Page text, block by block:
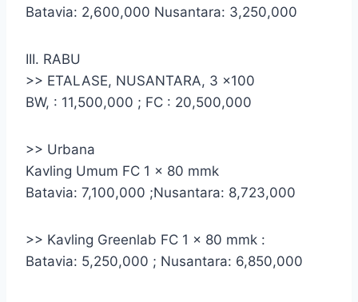
Batavia: 2,600,000 Nusantara: 3,250,000
III. RABU
>> ETALASE, NUSANTARA, 3 x100
BW, : 11,500,000 ; FC : 20,500,000
>> Urbana
Kavling Umum FC 1 x 80 mmk
Batavia: 7,100,000 ;Nusantara: 8,723,000
>> Kavling­ Greenlab FC 1 x 80 mmk :
Batavia: 5,250,000 ; Nusantara: 6,850,000